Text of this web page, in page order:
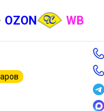
OZON WB